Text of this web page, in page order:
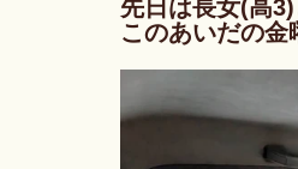
先日は長女(高3)
このあいだの